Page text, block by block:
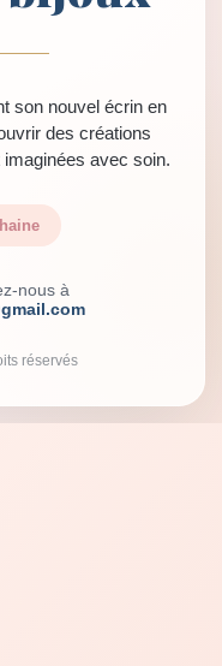
son nouvel écrin en
des créations
avec soin.
nous à
réservés